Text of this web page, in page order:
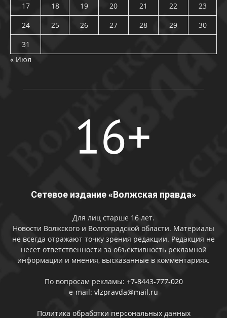
17
18 19 20 21 22
23
24
25 26 27 28 29
30
31
« Июл
Сетевое издание «Волжская правда»
Для лиц старше 16 лет.
Новости Волжского и Волгоградской области. Материалы
не всегда отражают точку зрения редакции. Редакция не
несет ответственности за объективность рекламной
информации и мнения, высказанные в комментариях.
По вопросам рекламы: +7-8443-777-020
e-mail: vlzpravda@mail.ru
Политика обработки персональных данных